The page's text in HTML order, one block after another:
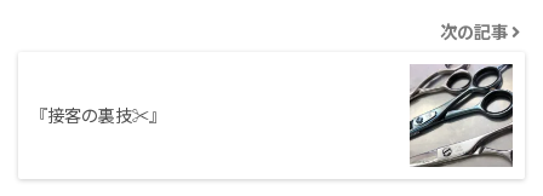
次の記事
『接客の裏技✂︎』